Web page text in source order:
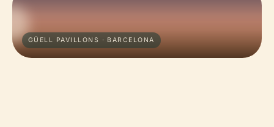
GÜELL PAVILLONS · BARCELONA